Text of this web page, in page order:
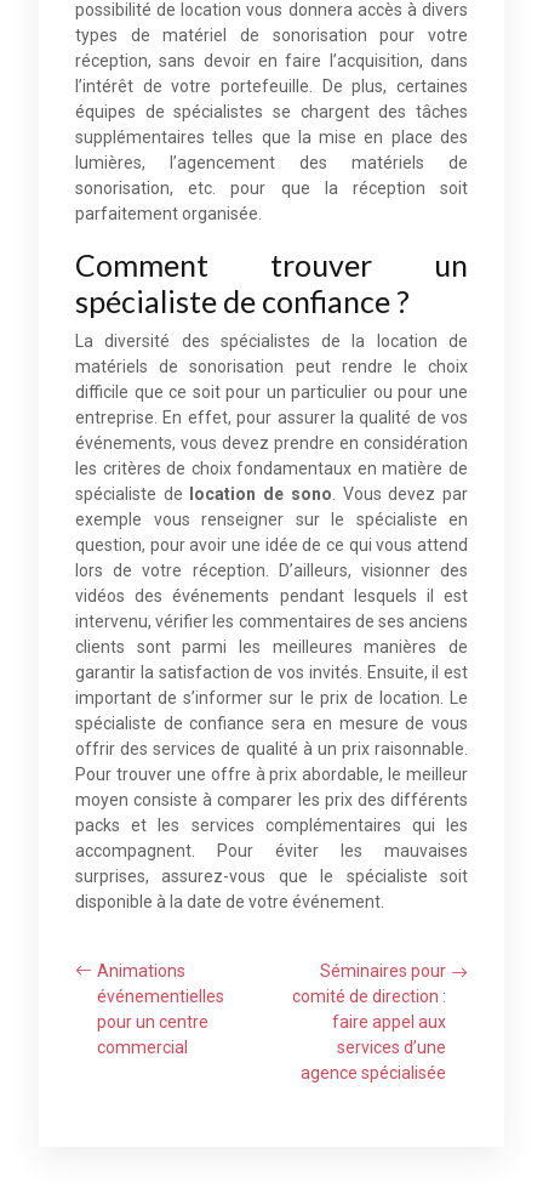
possibilité de location vous donnera accès à divers
types de matériel de sonorisation pour votre
réception, sans devoir en faire l’acquisition, dans
l’intérêt de votre portefeuille. De plus, certaines
équipes de spécialistes se chargent des tâches
supplémentaires telles que la mise en place des
lumières, l’agencement des matériels de
sonorisation, etc. pour que la réception soit
parfaitement organisée.
Comment trouver un
spécialiste de confiance ?
La diversité des spécialistes de la location de
matériels de sonorisation peut rendre le choix
difficile que ce soit pour un particulier ou pour une
entreprise. En effet, pour assurer la qualité de vos
événements, vous devez prendre en considération
les critères de choix fondamentaux en matière de
spécialiste de
location de sono . Vous devez par
exemple vous renseigner sur le spécialiste en
question, pour avoir une idée de ce qui vous attend
lors de votre réception. D’ailleurs, visionner des
vidéos des événements pendant lesquels il est
intervenu, vérifier les commentaires de ses anciens
clients sont parmi les meilleures manières de
garantir la satisfaction de vos invités. Ensuite, il est
important de s’informer sur le prix de location. Le
spécialiste de confiance sera en mesure de vous
offrir des services de qualité à un prix raisonnable.
Pour trouver une offre à prix abordable, le meilleur
moyen consiste à comparer les prix des différents
packs et les services complémentaires qui les
accompagnent. Pour éviter les mauvaises
surprises, assurez-vous que le spécialiste soit
disponible à la date de votre événement.
Animations
événementielles
pour un centre
commercial
Séminaires pour
comité de direction :
faire appel aux
services d’une
agence spécialisée